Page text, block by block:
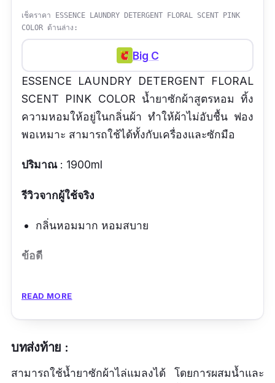
เช็คราคา ESSENCE LAUNDRY DETERGENT FLORAL SCENT PINK
COLOR ด้านล่าง:
Big C
ESSENCE LAUNDRY DETERGENT FLORAL
SCENT PINK COLOR น้ำยาซักผ้าสูตรหอม ทิ้ง
ความหอมให้อยู่ในกลิ่นผ้า ทำให้ผ้าไม่อับชื้น ฟอง
พอเหมาะ สามารถใช้ได้ทั้งกับเครื่องและซักมือ
ปริมาณ: 1900ml
รีวิวจากผู้ใช้จริง
กลิ่นหอมมาก หอมสบาย
ข้อดี
READ MORE
บทส่งท้าย :
สามารถใช้น้ำยาซักผ้าไล่แมลงได้ โดยการผสมน้ำและ